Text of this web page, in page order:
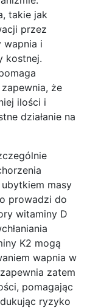
takie jak
przez
wapnia i
kostnej.
że
ilości i
działanie na
masy
prowadzi do
witaminy D
K2 mogą
wapnia w
zatem
pomagając
ryzyko